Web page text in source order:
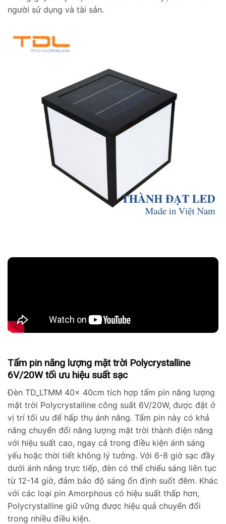
người sử dụng và tài sản.
Tấm pin năng lượng mặt trời Polycrystalline
6V/20W tối ưu hiệu suất sạc
Đèn TD_LTMM 40x 40cm tích hợp tấm pin năng lượng
mặt trời Polycrystalline công suất 6V/20W, được đặt ở
vị trí tối ưu để hấp thụ ánh nắng. Tấm pin này có khả
năng chuyển đổi năng lượng mặt trời thành điện năng
với hiệu suất cao, ngay cả trong điều kiện ánh sáng
yếu hoặc thời tiết không lý tưởng. Với 6-8 giờ sạc đầy
dưới ánh nắng trực tiếp, đèn có thể chiếu sáng liên tục
từ 12-14 giờ, đảm bảo độ sáng ổn định suốt đêm. Khác
với các loại pin Amorphous có hiệu suất thấp hơn,
Polycrystalline giữ vững được hiệu quả chuyển đổi
trong nhiều điều kiện.